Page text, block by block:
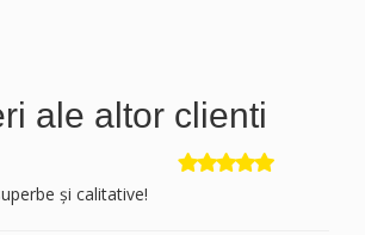
ale altor clienti
și calitative!